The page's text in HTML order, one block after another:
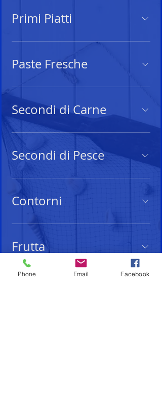
Primi Piatti
Paste Fresche
Secondi di Carne
Secondi di Pesce
Contorni
Frutta
Phone Email Facebook